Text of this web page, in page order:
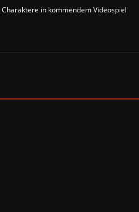
in kommendem Videospiel